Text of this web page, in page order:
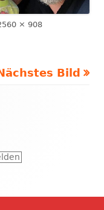
× 908
Bild